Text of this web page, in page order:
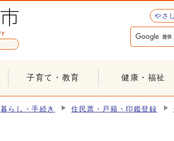
やさ
子育て・教育 健康・福祉
暮らし・手続き 住民票・戸籍・印鑑登録